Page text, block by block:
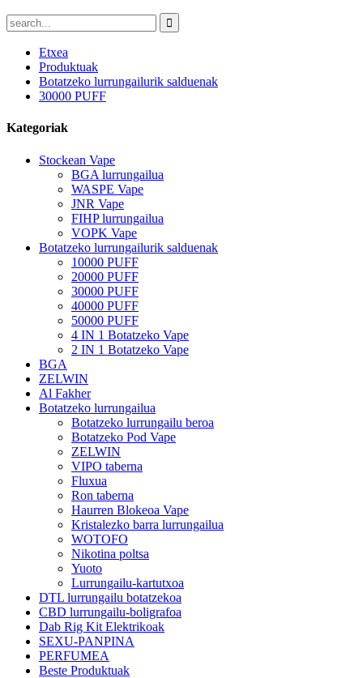
Etxea
Produktuak
Botatzeko lurrungailurik salduenak
30000 PUFF
Kategoriak
Stockean Vape
BGA lurrungailua
WASPE Vape
JNR Vape
FIHP lurrungailua
VOPK Vape
Botatzeko lurrungailurik salduenak
10000 PUFF
20000 PUFF
30000 PUFF
40000 PUFF
50000 PUFF
4 IN 1 Botatzeko Vape
2 IN 1 Botatzeko Vape
BGA
ZELWIN
Al Fakher
Botatzeko lurrungailua
Botatzeko lurrungailu beroa
Botatzeko Pod Vape
ZELWIN
VIPO taberna
Fluxua
Ron taberna
Haurren Blokeoa Vape
Kristalezko barra lurrungailua
WOTOFO
Nikotina poltsa
Yuoto
Lurrungailu-kartutxoa
DTL lurrungailu botatzekoa
CBD lurrungailu-boligrafoa
Dab Rig Kit Elektrikoak
SEXU-PANPINA
PERFUMEA
Beste Produktuak